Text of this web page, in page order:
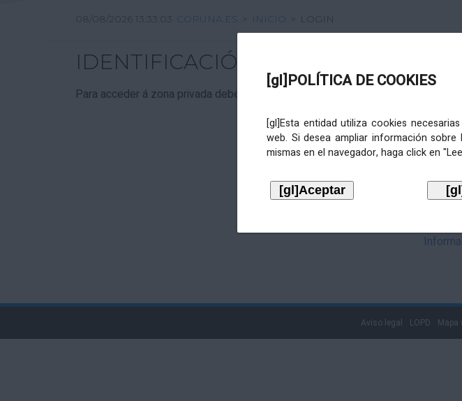
[gl]POLÍTICA DE COOKIES
[gl]Esta entidad utiliza cookies
web. Si desea ampliar información
mismas en el navegador, haga click en
08/08/2026 13:33:03 CORUNA.ES > INICIO > LOGIN
IDENTIFICACIÓN
Para acceder á zona privada debe identificarse mediante Cl@ve. Pulse no
Aviso legal LOPD Mapa